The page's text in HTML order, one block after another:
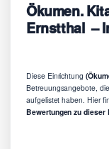
Ökumen.
Ernstthal –
Diese Einrichtung
Betreuungsangebote,
aufgelistet haben. Hier
Bewertungen zu dieser